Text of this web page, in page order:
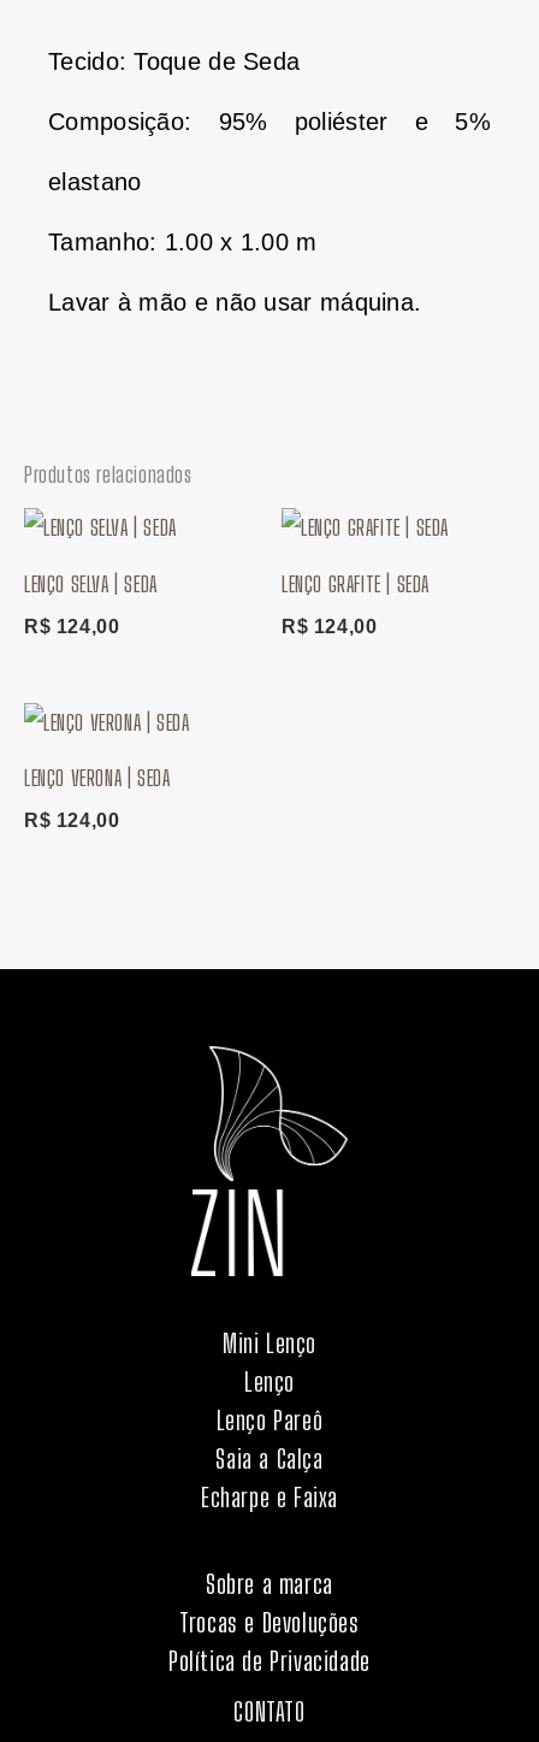
Tecido: Toque de Seda
Composição: 95% poliéster e 5%
elastano
Tamanho: 1.00 x 1.00 m
Lavar à mão e não usar máquina.
Produtos relacionados
LENÇO SELVA | SEDA
R$ 124,00
LENÇO GRAFITE | SEDA
R$ 124,00
LENÇO VERONA | SEDA
R$ 124,00
Mini Lenço
Lenço
Lenço Pareô
Saia a Calça
Echarpe e Faixa
Sobre a marca
Trocas e Devoluções
Política de Privacidade
CONTATO